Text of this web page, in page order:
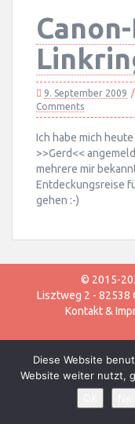
9. September 2009
Comments
Ich habe mich
>>Gerd<<
mehrere mir
Entdeckungsreise
gehen :-)
© 2015-
Lisztweg 2 - 82538
Kontakt &
Diese Website
Website weiter nutzt,